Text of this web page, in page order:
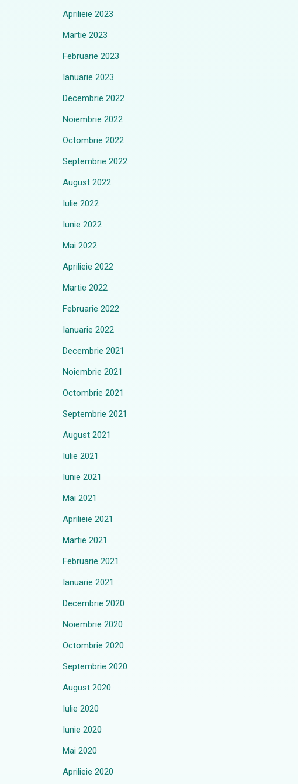
Aprilieie 2023
Martie 2023
Februarie 2023
Ianuarie 2023
Decembrie 2022
Noiembrie 2022
Octombrie 2022
Septembrie 2022
August 2022
Iulie 2022
Iunie 2022
Mai 2022
Aprilieie 2022
Martie 2022
Februarie 2022
Ianuarie 2022
Decembrie 2021
Noiembrie 2021
Octombrie 2021
Septembrie 2021
August 2021
Iulie 2021
Iunie 2021
Mai 2021
Aprilieie 2021
Martie 2021
Februarie 2021
Ianuarie 2021
Decembrie 2020
Noiembrie 2020
Octombrie 2020
Septembrie 2020
August 2020
Iulie 2020
Iunie 2020
Mai 2020
Aprilieie 2020